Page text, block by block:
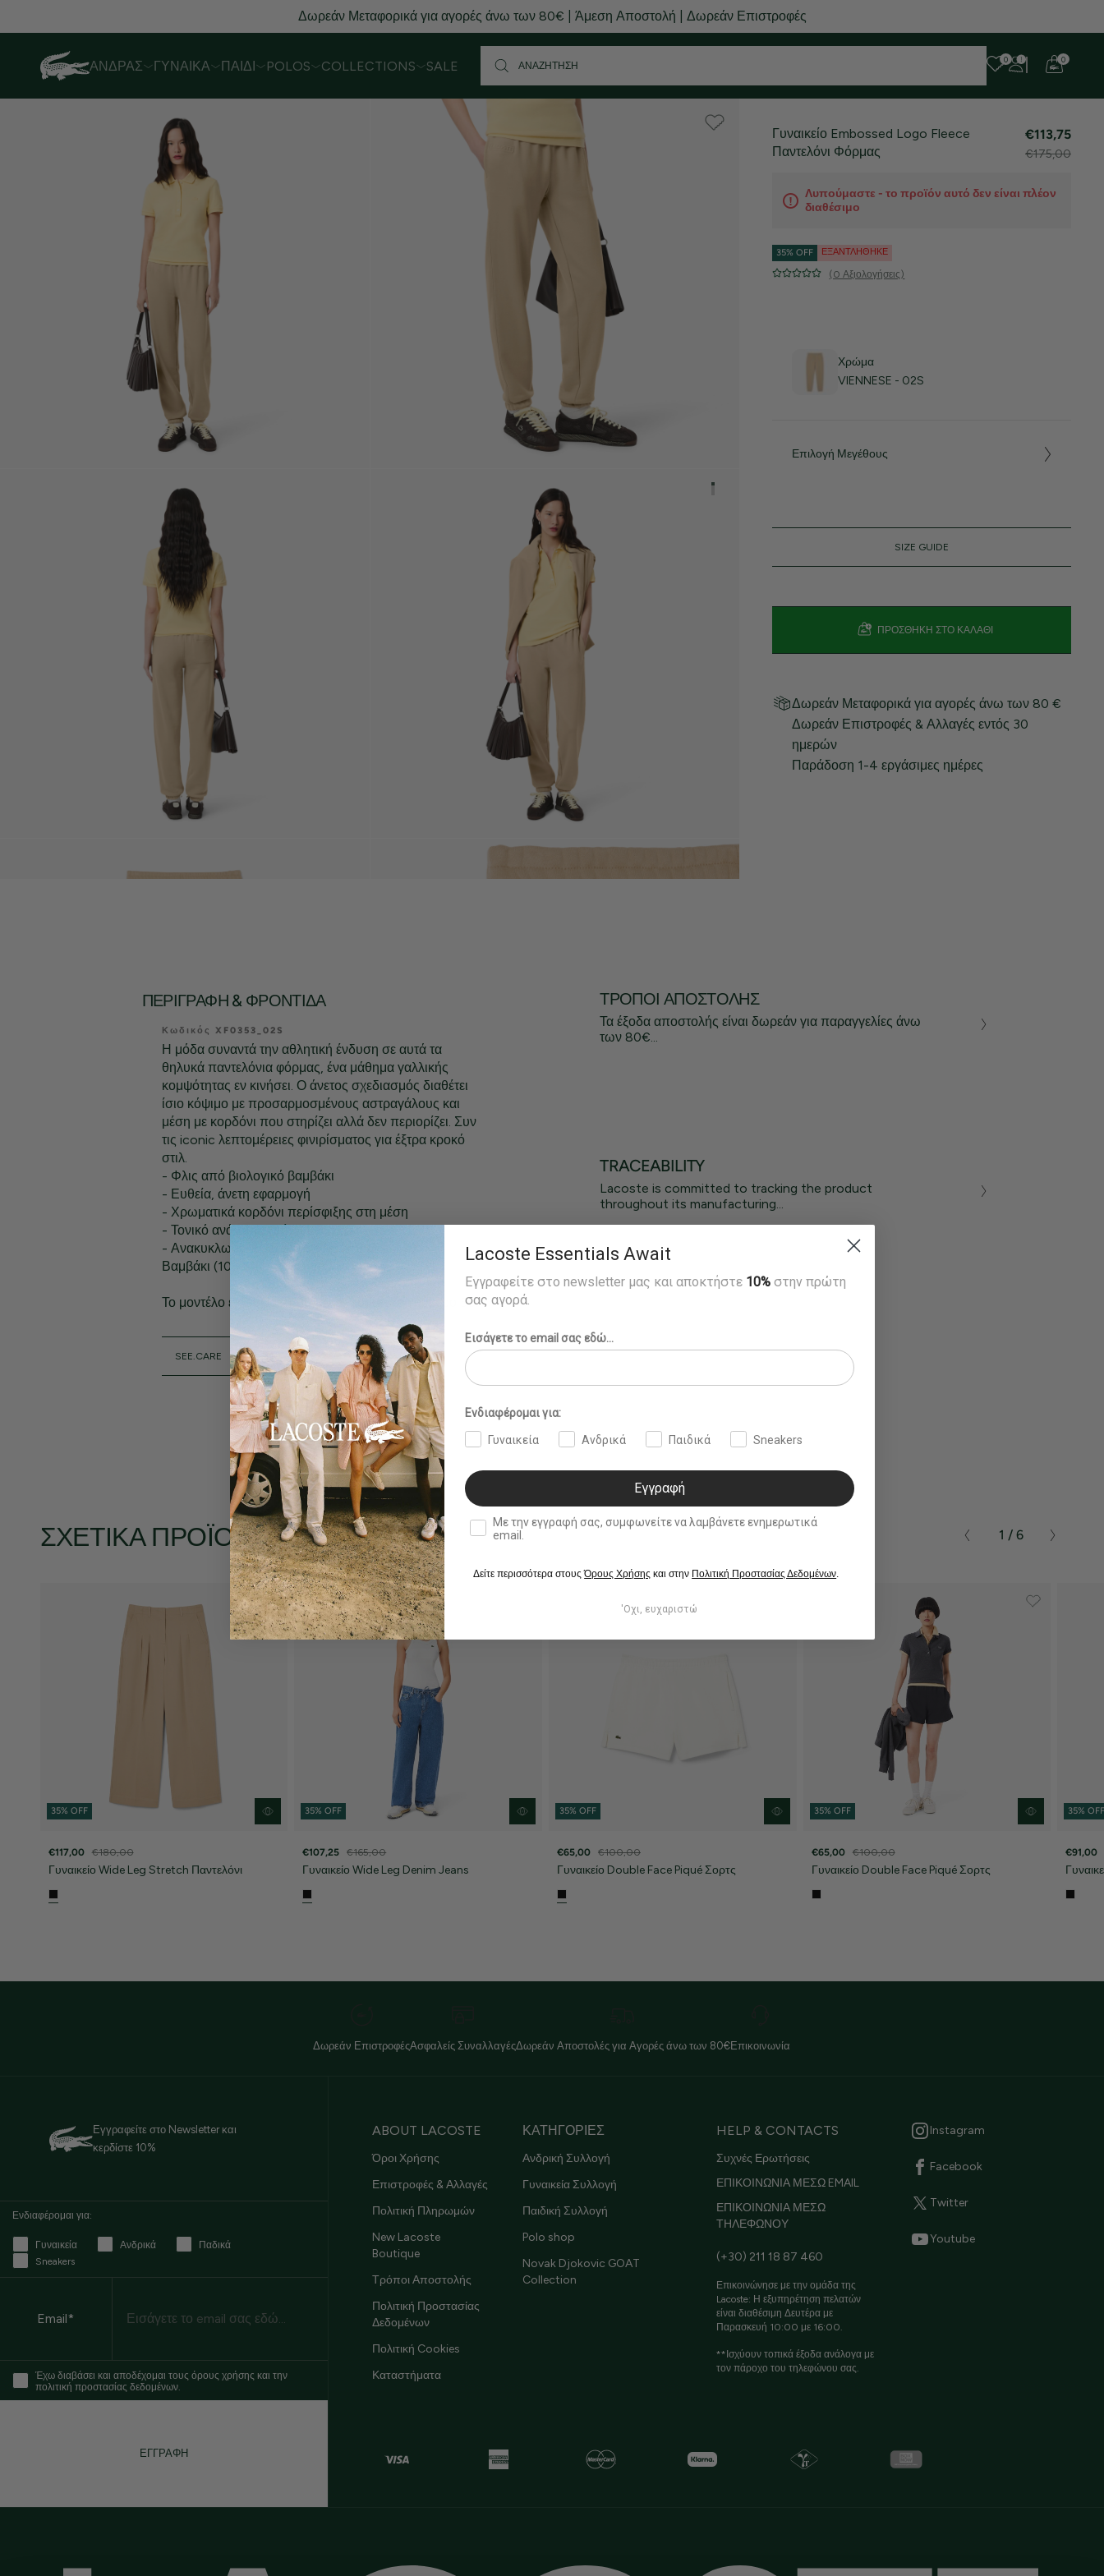
Δωρεάν Μεταφορικά για αγορές άνω των 80€ | Άμεση Αποστολή | Δωρεάν Επιστροφές
ΆΝΔΡΑΣ ΓΥΝΑΊΚΑ ΠΑΙΔΊ POLOS COLLECTIONS SALE 0 0
Γυναικείο Embossed Logo Fleece
Παντελόνι Φόρμας
€113,75
€175,00
Λυπούμαστε - το προϊόν αυτό δεν είναι πλέον
διαθέσιμο
35% OFF ΕΞΑΝΤΛΉΘΗΚΕ
(0 Αξιολογήσεις)
Χρώμα
VIENNESE - 02S
Επιλογή Μεγέθους
SIZE GUIDE
ΠΡΟΣΘΉΚΗ ΣΤΟ ΚΑΛΆΘΙ
Δωρεάν Μεταφορικά για αγορές άνω των 80 €
Δωρεάν Επιστροφές & Αλλαγές εντός 30
ημερών
Παράδοση 1-4 εργάσιμες ημέρες
ΠΕΡΙΓΡΑΦΉ & ΦΡΟΝΤΊΔΑ
Κωδικός XF0353_02S
Η μόδα συναντά την αθλητική ένδυση σε αυτά τα
θηλυκά παντελόνια φόρμας, ένα μάθημα γαλλικής
κομψότητας εν κινήσει. Ο άνετος σχεδιασμός διαθέτει
ίσιο κόψιμο με προσαρμοσμένους αστραγάλους και
μέση με κορδόνι που στηρίζει αλλά δεν περιορίζει. Συν
τις iconic λεπτομέρειες φινιρίσματος για έξτρα κροκό
στιλ.
- Φλις από βιολογικό βαμβάκι
- Ευθεία, άνετη εφαρμογή
- Χρωματικά κορδόνι περίσφιξης στη μέση
- Τονικό ανάγλυφο σήμα Lacoste
- Ανακυκλωμένο κεντημένο κροκόδειλο
Βαμβάκι (100%)
Το μοντέλο έχει ύψος 1,80 μ. και φοράει το νούμερο 36.
SEE.CARE
ΤΡΌΠΟΙ ΑΠΟΣΤΟΛΉΣ
Τα έξοδα αποστολής είναι δωρεάν για παραγγελίες άνω
των 80€...
TRACEABILITY
Lacoste is committed to tracking the product
throughout its manufacturing...
ΣΧΕΤΙΚΆ ΠΡΟΪΌΝΤΑ
35% OFF
€117,00 €180,00
Γυναικείο Wide Leg Stretch Παντελόνι
35% OFF
€107,25 €165,00
Γυναικείο Wide Leg Denim Jeans
35% OFF
€65,00 €100,00
Γυναικείο Double Face Piqué Σορτς
35% OFF
€65,00 €100,00
Γυναικείο Double Face Piqué Σορτς
35%
€91,00
1 / 6
Δωρεάν ΕπιστροφέςΑσφαλείς ΣυναλλαγέςΔωρεάν Αποστολές για Αγορές άνω των 80€Επικοινωνία
Εγγραφείτε στο Newsletter και
κερδίστε 10%
Ενδιαφέρομαι για:
Γυναικεία Ανδρικά
Παδικά
Sneakers
Email*
Έχω διαβάσει και αποδέχομαι τους όρους χρήσης και την
πολιτική προστασίας δεδομένων.
ΕΓΓΡΑΦΗ
ABOUT LACOSTE
Όροι Χρήσης
Επιστροφές & Αλλαγές
Πολιτική Πληρωμών
New Lacoste
Boutique
Τρόποι Αποστολής
Πολιτική Προστασίας
Δεδομένων
Πολιτική Cookies
Καταστήματα
ΚΑΤΗΓΟΡΙΕΣ
Ανδρική Συλλογή
Γυναικεία Συλλογή
Παιδική Συλλογή
Polo shop
Novak Djokovic GOAT
Collection
HELP & CONTACTS
Συχνές Ερωτήσεις
ΕΠΙΚΟΙΝΩΝΙΑ ΜΕΣΩ EMAIL
ΕΠΙΚΟΙΝΩΝΙΑ ΜΕΣΩ
ΤΗΛΕΦΩΝΟΥ
(+30) 211 18 87 460
Επικοινώνησε με την ομάδα της
Lacoste: Η εξυπηρέτηση πελατών
είναι διαθέσιμη Δευτέρα με
Παρασκευή 10:00 με 16:00.
**Ισχύουν τοπικά έξοδα ανάλογα με
τον πάροχο του τηλεφώνου σας.
Instagram
Facebook
Twitter
Youtube
Lacoste Essentials Await
Εγγραφείτε στο newsletter μας και αποκτήστε 10% στην πρώτη
σας αγορά.
Εισάγετε το email σας εδώ...
Ενδιαφέρομαι για:
Γυναικεία Ανδρικά Παιδικά Sneakers
Εγγραφή
double opt in
Με την εγγραφή σας, συμφωνείτε να λαμβάνετε ενημερωτικά
email.
Δείτε περισσότερα στουςΌρους Χρήσης και στην Πολιτική Προστασίας Δεδομένων.
'Οχι, ευχαριστώ